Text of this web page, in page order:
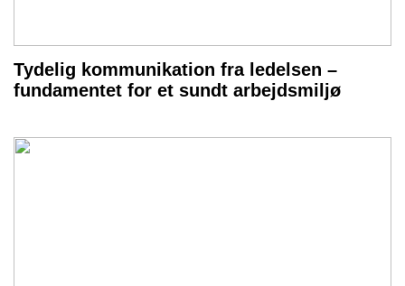
Tydelig kommunikation fra ledelsen –
fundamentet for et sundt arbejdsmiljø